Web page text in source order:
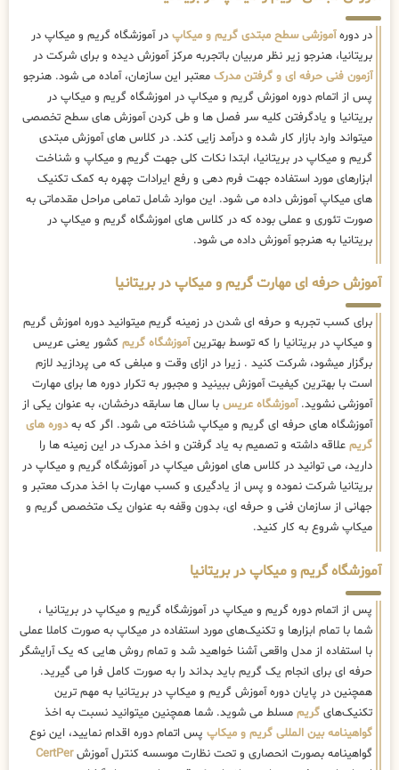
در دورهآموزشی سطح مبتدی گریم و میکاپ در آموزشگاه گریم و میکاپ در
بریتانیا، هنرجو زیر نظر مربیان باتجربه مرکز آموزش دیده و برای شرکت در
آزمون فنی حرفه ای و گرفتن مدرک معتبر این سازمان، آماده می شود. هنرجو
پس از اتمام دوره اموزش گریم و میکاپ در اموزشگاه گریم و میکاپ در
بریتانیا و یادگرفتن کلیه سر فصل ها و طی کردن آموزش های سطح تخصصی
میتواند وارد بازار کار شده و درآمد زایی کند. در کلاس های آموزش مبتدی
گریم و میکاپ در بریتانیا، ابتدا نکات کلی جهت گریم و میکاپ و شناخت
ابزارهای مورد استفاده جهت فرم دهی و رفع ایرادات چهره به کمک تکنیک
های میکاپ آموزش داده می شود. این موارد شامل تمامی مراحل مقدماتی به
صورت تئوری و عملی بوده که در کلاس های اموزشگاه گریم و میکاپ در
بریتانیا به هنرجو آموزش داده می شود.
آموزش حرفه ای مهارت گریم و میکاپ در بریتانیا
برای کسب تجربه و حرفه ای شدن در زمینه گریم میتوانید دوره اموزش گریم
و میکاپ در بریتانیا را که توسط بهترینآموزشگاه گریم کشور یعنی عریس
برگزار میشود، شرکت کنید . زیرا در ازای وقت و مبلغی که می پردازید لازم
است با بهترین کیفیت آموزش ببینید و مجبور به تکرار دوره ها برای مهارت
آموزشی نشوید.آموزشگاه عریس با سال ها سابقه درخشان، به عنوان یکی از
آموزشگاه های حرفه ای گریم و میکاپ شناخته می شود. اگر که بهدوره های
گریم علاقه داشته و تصمیم به یاد گرفتن و اخذ مدرک در این زمینه ها را
دارید، می توانید در کلاس های اموزش میکاپ در آموزشگاه گریم و میکاپ در
بریتانیا شرکت نموده و پس از یادگیری و کسب مهارت با اخذ مدرک معتبر و
جهانی از سازمان فنی و حرفه ای، بدون وقفه به عنوان یک متخصص گریم و
میکاپ شروع به کار کنید.
آموزشگاه گریم و میکاپ در بریتانیا
پس از اتمام دوره گریم و میکاپ در آموزشگاه گریم و میکاپ در بریتانیا ،
شما با تمام ابزارها و تکنیک‌های مورد استفاده در میکاپ به صورت کاملا عملی
با استفاده از مدل واقعی آشنا خواهید شد و تمام روش هایی که یک آرایشگر
حرفه ای برای انجام یک گریم باید بداند را به صورت کامل فرا می گیرید.
همچنین در پایان دوره آموزش گریم و میکاپ در بریتانیا به مهم ترین
تکنیک‌های گریم مسلط می شوید. شما همچنین میتوانید نسبت به اخذ
گواهینامه بین المللی گریم و میکاپ پس اتمام دوره اقدام نمایید، این نوع
گواهینامه بصورت انحصاری و تحت نظارت موسسه کنترل آموزشCertPer